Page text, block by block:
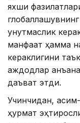
яхши
унутмаслик
манфаат ҳамма
кераклигини
аждодлар
даъват этди.
Учинчидан,
ҳурмат